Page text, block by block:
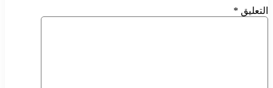
التعليق *